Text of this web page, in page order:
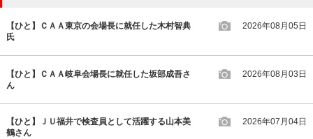
【ひと】ＣＡＡ東京の会場長に就任した木村智典
氏
2026年08月05日
【ひと】ＣＡＡ岐阜会場長に就任した坂部成吾さ
ん
2026年08月03日
【ひと】ＪＵ福井で検査員として活躍する山本美
鶴さん
2026年07月04日